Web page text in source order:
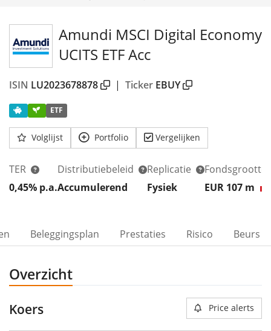
Amundi MSCI Digital Economy
UCITS ETF Acc
ISIN LU2023678878 | Ticker EBUY
ETF
Volglijst Portfolio Vergelijken
TER
0,45% p.a.
Distributiebeleid
Accumulerend
Replicatie
Fysiek
Fondsgrootte
EUR 107 m
Beleggingsplan Prestaties Risico Beurs
Overzicht
Koers Price alerts